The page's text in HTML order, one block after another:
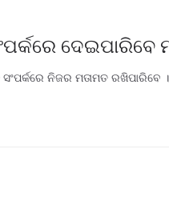
ଦେଇପାରିବେ
ନିଜର ମତାମତ ରଖିପାରିବେ ।